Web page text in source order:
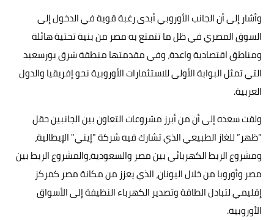
وأشار إلى أن الجانب الأوروبي أبدى رغبة قوية في الدخول إلى
السوق المصري في ظل ما تتمتع به مصر من بنية تحتية هائلة
ومناطق اقتصادية واعدة، وفي مقدمتها منطقة شرق بورسعيد
التي تمثل البوابة الأولى للاستثمارات الأوروبية نحو إفريقيا والدول
العربية.
ولفت سعده إلى أن من أبرز مشروعات التعاون بين الجانبين حقل
“ظهر” للغاز الطبيعي الذي تشارك فيه شركة "إيني" الإيطالية،
ومشروع الربط الكهربائي بين مصر والسعودية،والمشروع الربط بين
مصر وأوروبا من خلال اليونان، الذي يعزز من مكانة مصر كمركز
إقليمي لتبادل الطاقة وتصدير الكهرباء النظيفة إلى الأسواق
الأوروبية.